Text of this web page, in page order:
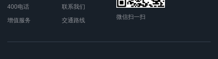
400电话
增值服务
联系我们
交通路线
微信扫一扫